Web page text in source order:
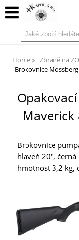
Home Zbraně na ZO
Brokovnice
Maverick
Brokovnice
hlaveň 20",
hmotnost 3,2 kg,